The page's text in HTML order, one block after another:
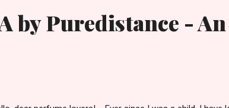
by Puredistance -